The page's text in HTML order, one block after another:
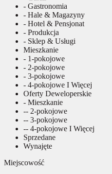
- Gastronomia
- Hale & Magazyny
- Hotel & Pensjonat
- Produkcja
- Sklep & Usługi
Mieszkanie
- 1-pokojowe
- 2-pokojowe
- 3-pokojowe
- 4-pokojowe I Więcej
Oferty Deweloperskie
- Mieszkanie
-- 2-pokojowe
-- 3-pokojowe
-- 4-pokojowe I Więcej
Sprzedane
Wynajęte
Miejscowość